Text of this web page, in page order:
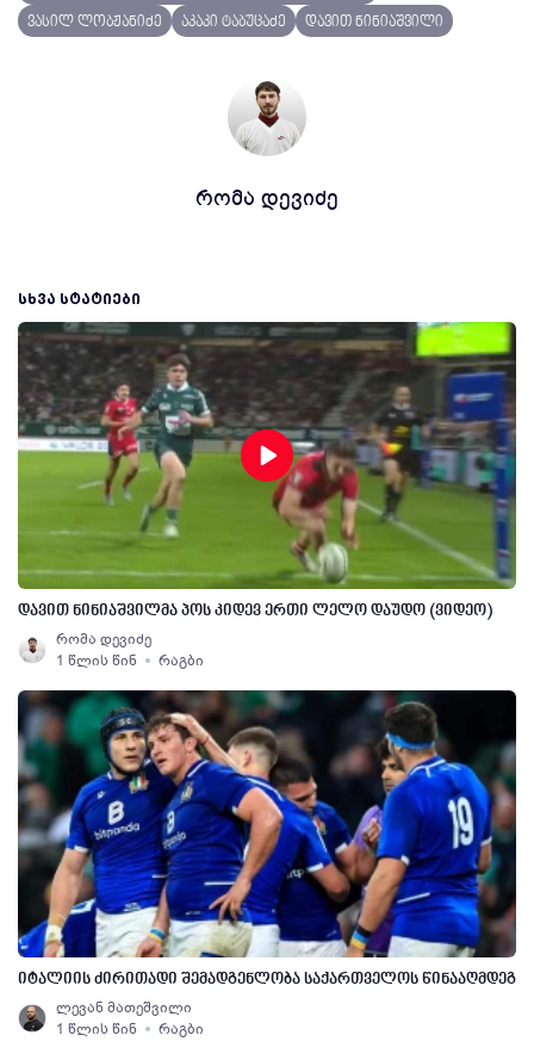
ვასილ ლობჟანიძე
აკაკი ტაბუცაძე დავით ნინიაშვილი
რომა დევიძე
ᲡᲮᲕᲐ ᲡᲢᲐᲢᲘᲔᲑᲘ
დავით ნინიაშვილმა პოს კიდევ ერთი ლელო დაუდო (ვიდეო)
რომა დევიძე
1 წლის წინ
რაგბი
იტალიის ძირითადი შემადგენლობა საქართველოს წინააღმდეგ
ლევან მათეშვილი
1 წლის წინ
რაგბი